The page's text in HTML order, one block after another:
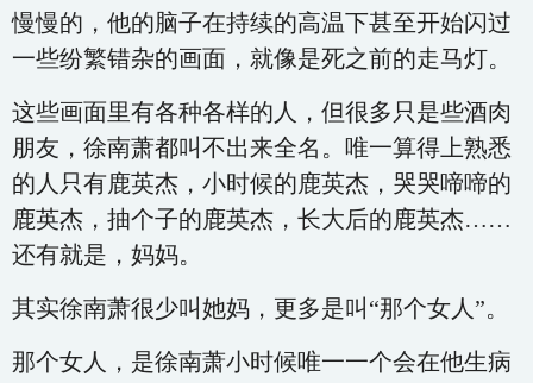
慢慢的，他的脑子在持续的高温下甚至开始闪过
一些纷繁错杂的画面，就像是死之前的走马灯。
这些画面里有各种各样的人，但很多只是些酒肉
朋友，徐南萧都叫不出来全名。唯一算得上熟悉
的人只有鹿英杰，小时候的鹿英杰，哭哭啼啼的
鹿英杰，抽个子的鹿英杰，长大后的鹿英杰……
还有就是，妈妈。
其实徐南萧很少叫她妈，更多是叫“那个女人”。
那个女人，是徐南萧小时候唯一一个会在他生病